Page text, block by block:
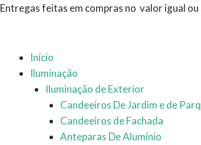
Ir
conteúdo
Entregas feitas em compras no valor igual
Início
Iluminação
Iluminação de Exterior
Candeeiros De Jardim e de
Candeeiros de Fachada
Anteparas De Alumínio
Pesquisar